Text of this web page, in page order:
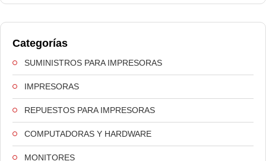
Categorías
SUMINISTROS PARA IMPRESORAS
IMPRESORAS
REPUESTOS PARA IMPRESORAS
COMPUTADORAS Y HARDWARE
MONITORES